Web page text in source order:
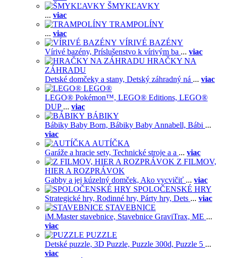
ŠMYKĽAVKY
... viac
TRAMPOLÍNY
... viac
VÍRIVÉ BAZÉNY
Vírivé bazény, Príslušenstvo k vírivým ba ... viac
HRAČKY NA
ZÁHRADU
Detské domčeky a stany, Detský záhradný ná ... viac
LEGO®
LEGO® Pokémon™, LEGO® Editions, LEGO®
DUP ... viac
BÁBIKY
Bábiky Baby Born, Bábiky Baby Annabell, Bábi ...
viac
AUTÍČKA
Garáže a hracie sety, Technické stroje a a ... viac
Z FILMOV,
HIER A ROZPRÁVOK
Gabby a jej kúzelný domček, Ako vycvičiť ... viac
SPOLOČENSKÉ HRY
Strategické hry, Rodinné hry, Párty hry, Dets ... viac
STAVEBNICE
iM.Master stavebnice, Stavebnice GraviTrax, ME ...
viac
PUZZLE
Detské puzzle, 3D Puzzle, Puzzle 300d, Puzzle 5 ...
viac